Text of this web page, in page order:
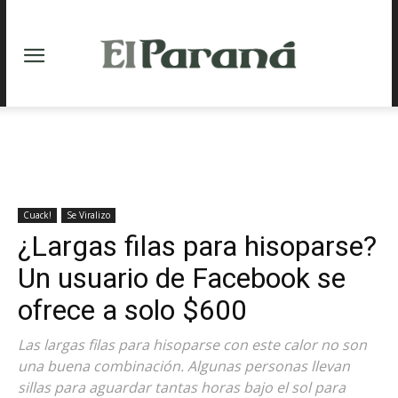
Cuack! Se Viralizo
¿Largas filas para hisoparse?
Un usuario de Facebook se
ofrece a solo $600
Las largas filas para hisoparse con este calor no son
una buena combinación. Algunas personas llevan
sillas para aguardar tantas horas bajo el sol para